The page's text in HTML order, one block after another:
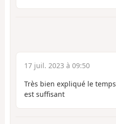
17 juil. 2023 à 09:50
Très bien expliqué le
est suffisant